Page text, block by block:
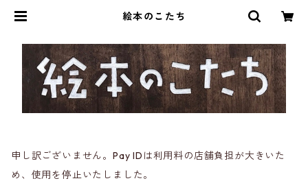
絵本のこたち
申し訳ございません。Pay IDは利用料の店舗負担が大きいた
め、使用を停止いたしました。